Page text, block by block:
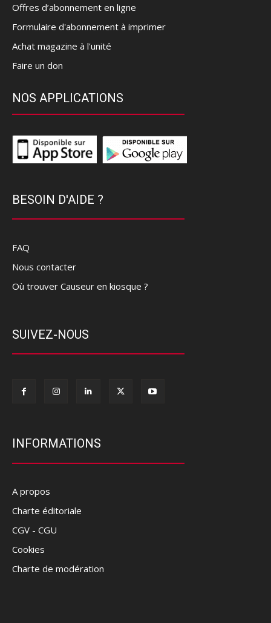
Offres d’abonnement en ligne
Formulaire d'abonnement à imprimer
Achat magazine à l'unité
Faire un don
NOS APPLICATIONS
BESOIN D'AIDE ?
FAQ
Nous contacter
Où trouver Causeur en kiosque ?
SUIVEZ-NOUS
INFORMATIONS
A propos
Charte éditoriale
CGV - CGU
Cookies
Charte de modération